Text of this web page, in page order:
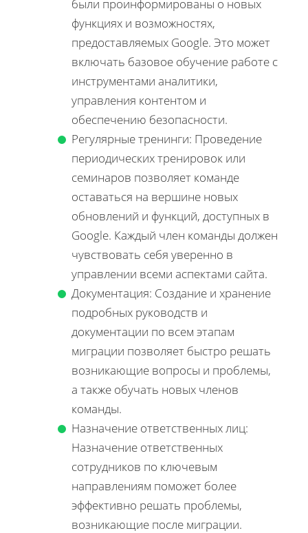
были проинформированы о новых
функциях и возможностях,
предоставляемых Google. Это может
включать базовое обучение работе с
инструментами аналитики,
управления контентом и
обеспечению безопасности.
Регулярные тренинги: Проведение
периодических тренировок или
семинаров позволяет команде
оставаться на вершине новых
обновлений и функций, доступных в
Google. Каждый член команды должен
чувствовать себя уверенно в
управлении всеми аспектами сайта.
Документация: Создание и хранение
подробных руководств и
документации по всем этапам
миграции позволяет быстро решать
возникающие вопросы и проблемы,
а также обучать новых членов
команды.
Назначение ответственных лиц:
Назначение ответственных
сотрудников по ключевым
направлениям поможет более
эффективно решать проблемы,
возникающие после миграции.